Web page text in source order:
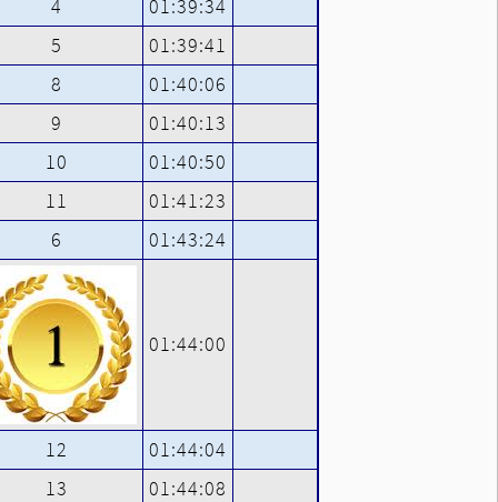
4
01:39:34
5
01:39:41
8
01:40:06
9
01:40:13
10
01:40:50
11
01:41:23
6
01:43:24
01:44:00
12
01:44:04
13
01:44:08